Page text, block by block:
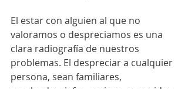
El estar con alguien al que no
valoramos o despreciamos es una
clara radiografía de nuestros
problemas. El despreciar a cualquier
persona, sean familiares,